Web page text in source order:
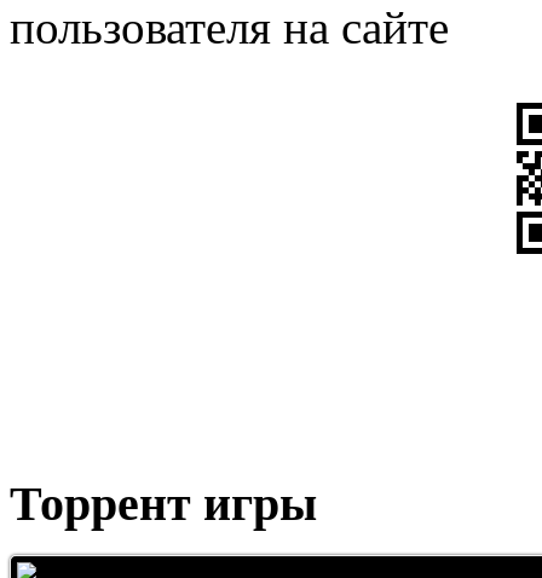
пользователя на сайте
Торрент игры